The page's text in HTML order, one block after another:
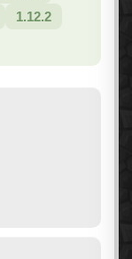
1.12.2